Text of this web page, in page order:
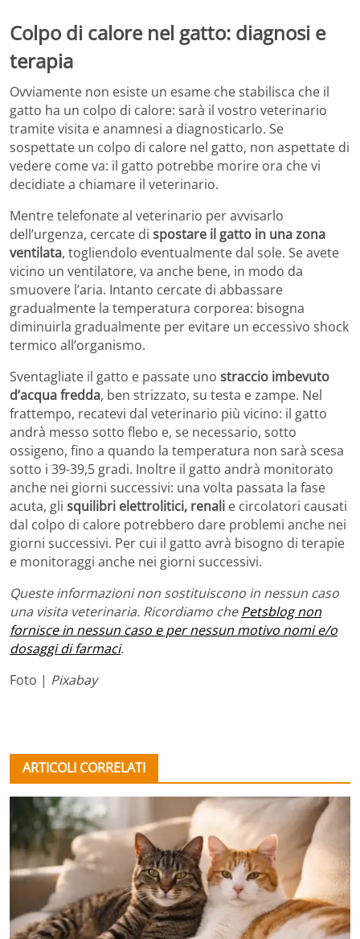
Colpo di calore nel gatto: diagnosi e
terapia
Ovviamente non esiste un esame che stabilisca che il
gatto ha un colpo di calore: sarà il vostro veterinario
tramite visita e anamnesi a diagnosticarlo. Se
sospettate un colpo di calore nel gatto, non aspettate di
vedere come va: il gatto potrebbe morire ora che vi
decidiate a chiamare il veterinario.
Mentre telefonate al veterinario per avvisarlo
dell’urgenza, cercate di spostare il gatto in una zona
ventilata, togliendolo eventualmente dal sole. Se avete
vicino un ventilatore, va anche bene, in modo da
smuovere l’aria. Intanto cercate di abbassare
gradualmente la temperatura corporea: bisogna
diminuirla gradualmente per evitare un eccessivo shock
termico all’organismo.
Sventagliate il gatto e passate uno straccio imbevuto
d’acqua fredda, ben strizzato, su testa e zampe. Nel
frattempo, recatevi dal veterinario più vicino: il gatto
andrà messo sotto flebo e, se necessario, sotto
ossigeno, fino a quando la temperatura non sarà scesa
sotto i 39-39,5 gradi. Inoltre il gatto andrà monitorato
anche nei giorni successivi: una volta passata la fase
acuta, gli squilibri elettrolitici, renali e circolatori causati
dal colpo di calore potrebbero dare problemi anche nei
giorni successivi. Per cui il gatto avrà bisogno di terapie
e monitoraggi anche nei giorni successivi.
Queste informazioni non sostituiscono in nessun caso
una visita veterinaria. Ricordiamo chePetsblog non
fornisce in nessun caso e per nessun motivo nomi e/o
dosaggi di farmaci.
Foto | Pixabay
ARTICOLI CORRELATI